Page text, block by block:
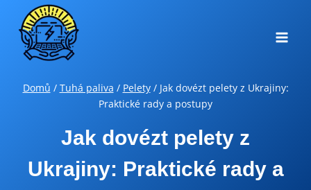
Přeskočit
obsah
Domů / Tuhá paliva / Pelety / Jak dovézt pelety z Ukrajiny:
Praktické rady a postupy
Jak dovézt pelety z
Ukrajiny: Praktické rady a